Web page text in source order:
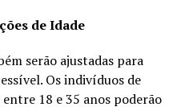
de Idade
serão ajustadas para
Os indivíduos de
18 e 35 anos poderão